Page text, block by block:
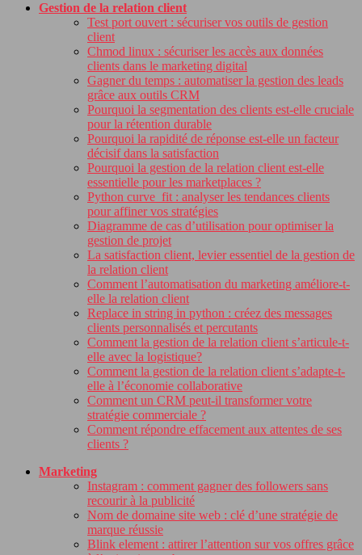
Gestion de la relation client
Test port ouvert : sécuriser vos outils de gestion
client
Chmod linux : sécuriser les accès aux données
clients dans le marketing digital
Gagner du temps : automatiser la gestion des leads
grâce aux outils CRM
Pourquoi la segmentation des clients est-elle cruciale
pour la rétention durable
Pourquoi la rapidité de réponse est-elle un facteur
décisif dans la satisfaction
Pourquoi la gestion de la relation client est-elle
essentielle pour les marketplaces ?
Python curve_fit : analyser les tendances clients
pour affiner vos stratégies
Diagramme de cas d’utilisation pour optimiser la
gestion de projet
La satisfaction client, levier essentiel de la gestion de
la relation client
Comment l’automatisation du marketing améliore-t-
elle la relation client
Replace in string in python : créez des messages
clients personnalisés et percutants
Comment la gestion de la relation client s’articule-t-
elle avec la logistique?
Comment la gestion de la relation client s’adapte-t-
elle à l’économie collaborative
Comment un CRM peut-il transformer votre
stratégie commerciale ?
Comment répondre effacement aux attentes de ses
clients ?
Marketing
Instagram : comment gagner des followers sans
recourir à la publicité
Nom de domaine site web : clé d’une stratégie de
marque réussie
Blink element : attirer l’attention sur vos offres grâce